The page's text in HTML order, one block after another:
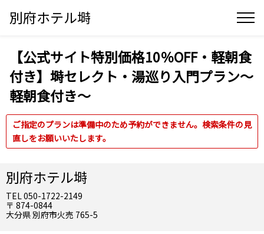
別府ホテル塒
【公式サイト特別価格10％OFF・軽朝食
付き】塒セレクト・湯巡り入門プラン～
軽朝食付き～
ご指定のプランは準備中のため予約ができません。検索条件の見
直しをお願いいたします。
別府ホテル塒
TEL 050-1722-2149
〒 874-0844
大分県 別府市火売 765-5